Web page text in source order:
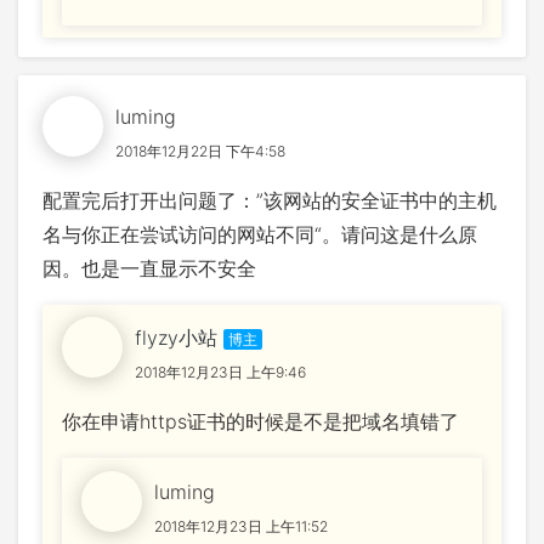
luming
2018年12月22日 下午4:58
配置完后打开出问题了：”该网站的安全证书中的主机
名与你正在尝试访问的网站不同“。请问这是什么原
因。也是一直显示不安全
flyzy小站
2018年12月23日 上午9:46
你在申请https证书的时候是不是把域名填错了
luming
2018年12月23日 上午11:52